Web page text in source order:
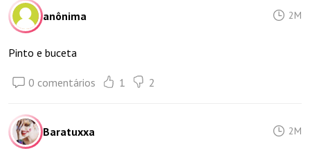
anônima 2M
Pinto e buceta
0 comentários 1 2
Baratuxxa 2M